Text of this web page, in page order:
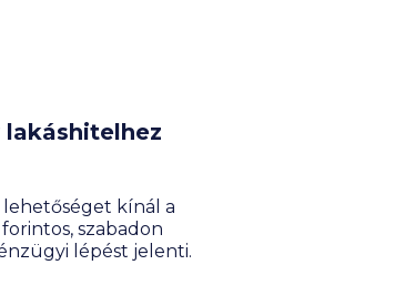
kínál a
szabadon
lépést jelenti.